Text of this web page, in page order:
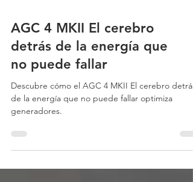
AGC 4 MKII El cerebro
detrás de la energía que
no puede fallar
Descubre cómo el AGC 4 MKII El cerebro detrás
de la energía que no puede fallar optimiza
generadores.